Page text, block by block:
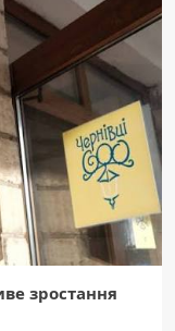
зростання